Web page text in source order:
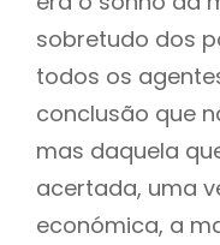
sobretudo dos
todos os
conclusão que
mas daquela
acertada, uma
económica, a